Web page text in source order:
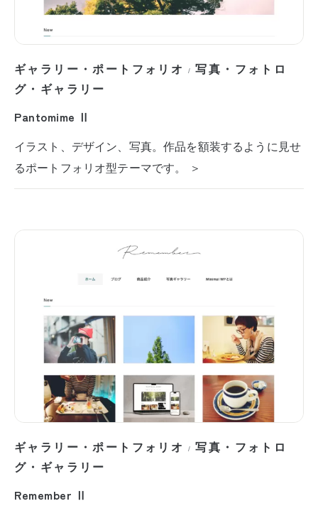
ギャラリー・ポートフォリオ /写真・フォトロ
グ・ギャラリー
Pantomime Ⅱ
イラスト、デザイン、写真。作品を額装するように見せ
るポートフォリオ型テーマです。 ＞
ギャラリー・ポートフォリオ /写真・フォトロ
グ・ギャラリー
Remember Ⅱ